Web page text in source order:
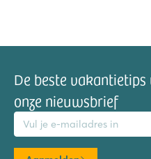
De beste
onze nieuwsbrief